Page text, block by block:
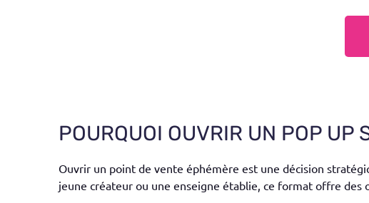
POURQUOI OUVRIR UN POP UP
Ouvrir un point de vente éphémère est une décision
jeune créateur ou une enseigne établie, ce format offre